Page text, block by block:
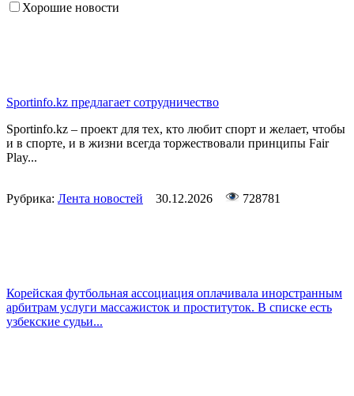
Хорошие новости
Sportinfo.kz предлагает сотрудничество
Sportinfo.kz – проект для тех, кто любит спорт и желает, чтобы
и в спорте, и в жизни всегда торжествовали принципы Fair
Play...
Рубрика: Лента новостей 30.12.2026 728781
Корейская футбольная ассоциация оплачивала инорстранным
арбитрам услуги массажисток и проституток. В списке есть
узбекские судьи...